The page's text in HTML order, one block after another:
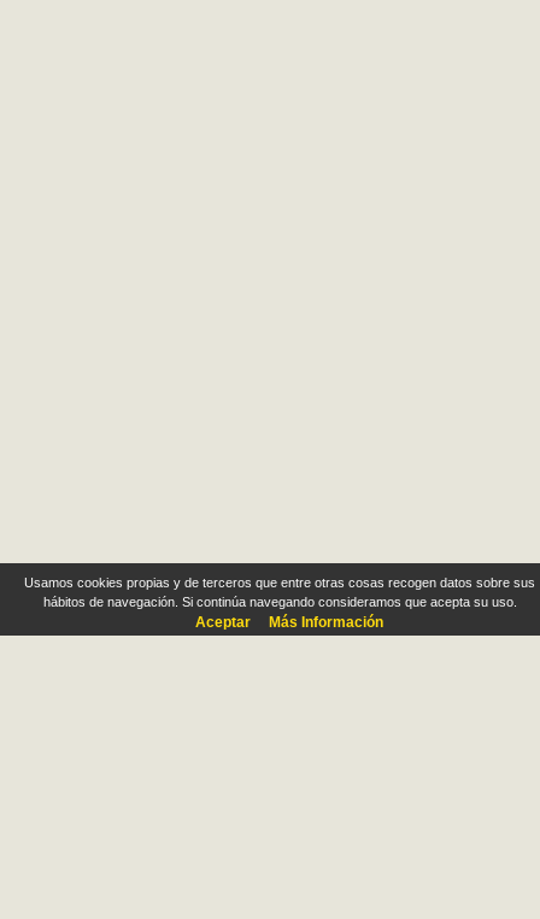
Usamos cookies propias y de terceros que entre otras cosas recogen datos sobre sus
hábitos de navegación. Si continúa navegando consideramos que acepta su uso.
Aceptar Más Información